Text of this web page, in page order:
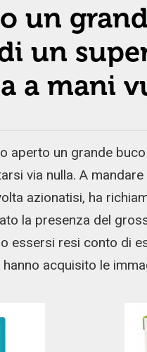
un
un
a mani
aperto un grande
via nulla. A
azionatisi, ha
la presenza del
essersi resi conto di
acquisito le